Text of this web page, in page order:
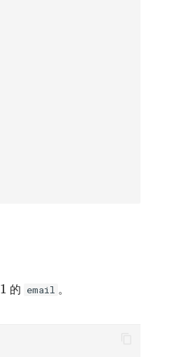
的 email 。